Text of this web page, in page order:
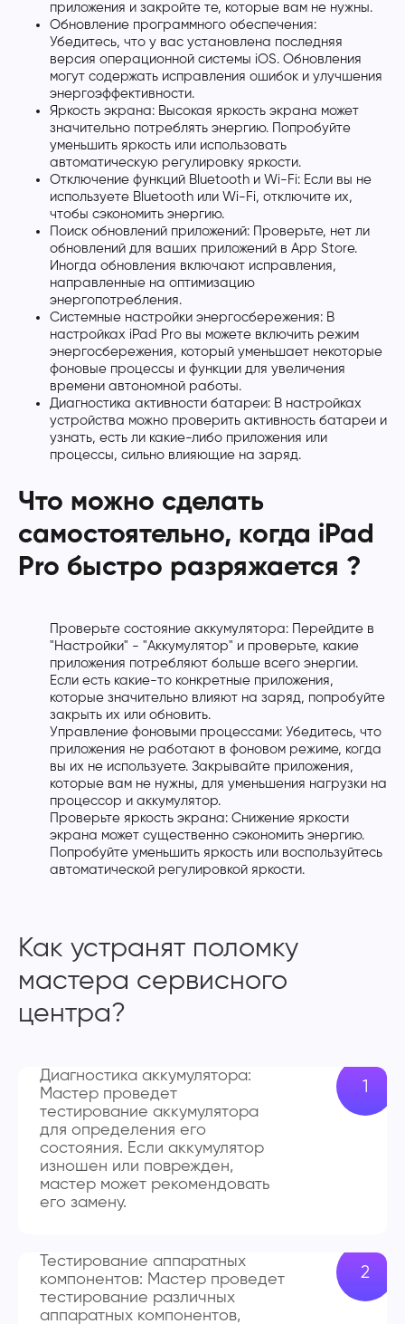
приложения и закройте те, которые вам не нужны.
Обновление программного обеспечения:
Убедитесь, что у вас установлена последняя
версия операционной системы iOS. Обновления
могут содержать исправления ошибок и улучшения
энергоэффективности.
Яркость экрана: Высокая яркость экрана может
значительно потреблять энергию. Попробуйте
уменьшить яркость или использовать
автоматическую регулировку яркости.
Отключение функций Bluetooth и Wi-Fi: Если вы не
используете Bluetooth или Wi-Fi, отключите их,
чтобы сэкономить энергию.
Поиск обновлений приложений: Проверьте, нет ли
обновлений для ваших приложений в App Store.
Иногда обновления включают исправления,
направленные на оптимизацию
энергопотребления.
Системные настройки энергосбережения: В
настройках iPad Pro вы можете включить режим
энергосбережения, который уменьшает некоторые
фоновые процессы и функции для увеличения
времени автономной работы.
Диагностика активности батареи: В настройках
устройства можно проверить активность батареи и
узнать, есть ли какие-либо приложения или
процессы, сильно влияющие на заряд.
Что можно сделать
самостоятельно, когда iPad
Pro быстро разряжается ?
Проверьте состояние аккумулятора: Перейдите в
"Настройки" - "Аккумулятор" и проверьте, какие
приложения потребляют больше всего энергии.
Если есть какие-то конкретные приложения,
которые значительно влияют на заряд, попробуйте
закрыть их или обновить.
Управление фоновыми процессами: Убедитесь, что
приложения не работают в фоновом режиме, когда
вы их не используете. Закрывайте приложения,
которые вам не нужны, для уменьшения нагрузки на
процессор и аккумулятор.
Проверьте яркость экрана: Снижение яркости
экрана может существенно сэкономить энергию.
Попробуйте уменьшить яркость или воспользуйтесь
автоматической регулировкой яркости.
Как устранят поломку
мастера сервисного
центра?
Диагностика аккумулятора:
Мастер проведет
тестирование аккумулятора
для определения его
состояния. Если аккумулятор
изношен или поврежден,
мастер может рекомендовать
его замену.
Тестирование аппаратных
компонентов: Мастер проведет
тестирование различных
аппаратных компонентов,